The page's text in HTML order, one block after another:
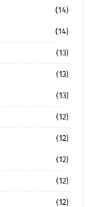
(14)
(14)
(13)
(13)
(13)
(12)
(12)
(12)
(12)
(12)